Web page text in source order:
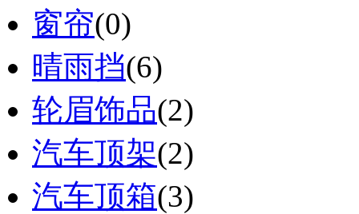
窗帘(0)
晴雨挡(6)
轮眉饰品(2)
汽车顶架(2)
汽车顶箱(3)